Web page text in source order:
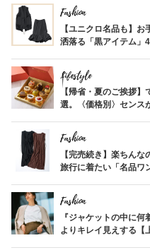
Fashion
【ユニクロ名品も】
洒落る「黒アイテム」
Lifestyle
【帰省・夏のご挨拶
選。〈価格別〉センス
Fashion
【完売続き】楽ちん
旅行に着たい「名品ワ
Fashion
『ジャケットの中に
よりキレイ見えする【